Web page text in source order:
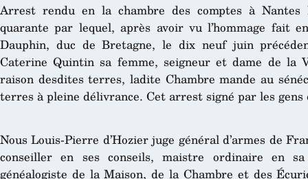
Arrest rendu en la chambre des comptes à
quarante par lequel, après avoir vu l’hommage fait
Dauphin, duc de Bretagne, le dix neuf juin
Caterine Quintin sa femme, seigneur et dame de la
raison desdites terres, ladite Chambre mande au
terres à pleine délivrance. Cet arrest signé par les
Nous Louis-Pierre d’Hozier juge général d’armes de
conseiller en ses conseils, maistre ordinaire en
généalogiste de la Maison, de la Chambre et des